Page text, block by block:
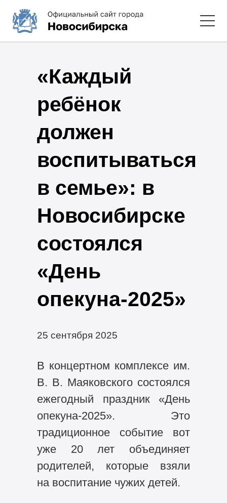
«Каждый
ребёнок
должен
воспитываться
в семье»: в
Новосибирске
состоялся
«День
опекуна-2025»
25 сентября 2025
В концертном комплексе им.
В. В. Маяковского состоялся
ежегодный праздник «День
опекуна-2025». Это
традиционное событие вот
уже 20 лет объединяет
родителей, которые взяли
на воспитание чужих детей.